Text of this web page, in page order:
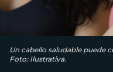
Un cabello saludable puede
Foto: Ilustrativa.